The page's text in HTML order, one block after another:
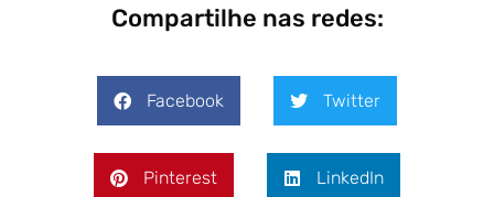
Compartilhe nas redes:
Facebook Twitter
Pinterest LinkedIn